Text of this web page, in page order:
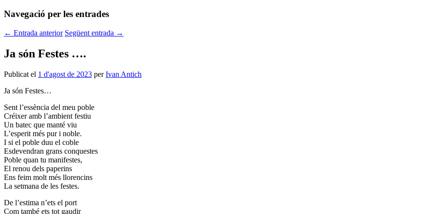
Navegació per les entrades
← Entrada anterior Següent entrada →
Ja són Festes ….
Publicat el 1 d'agost de 2023 perIvan Antich
Ja són Festes…
Sent l’essència del meu poble
Créixer amb l’ambient festiu
Un batec que manté viu
L’esperit més pur i noble.
I si el poble duu el coble
Esdevendran grans conquestes
Poble quan tu manifestes,
El renou dels paperins
Ens feim molt més llorencins
La setmana de les festes.
De l’estima n’ets el port
Com també ets tot gaudir